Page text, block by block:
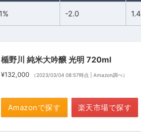
1% -2.0 1.4
楯野川 純米大吟醸 光明 720ml
¥132,000 （2023/03/04 08:57時点 | Amazon調べ）
Amazonで探す 楽天市場で探す